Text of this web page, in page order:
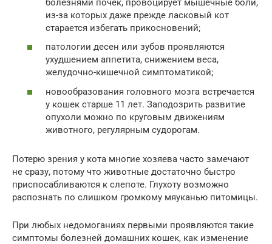
болезнями почек, провоцирует мышечные боли,
из-за которых даже прежде ласковый кот
старается избегать прикосновений;
патологии десен или зубов проявляются
ухудшением аппетита, снижением веса,
желудочно-кишечной симптоматикой;
новообразования головного мозга встречается
у кошек старше 11 лет. Заподозрить развитие
опухоли можно по круговым движениям
животного, регулярным судорогам.
Потерю зрения у кота многие хозяева часто замечают
не сразу, потому что животные достаточно быстро
приспосабливаются к слепоте. Глухоту возможно
распознать по слишком громкому мяуканью питомицы.
При любых недомоганиях первыми проявляются такие
симптомы болезней домашних кошек, как изменение